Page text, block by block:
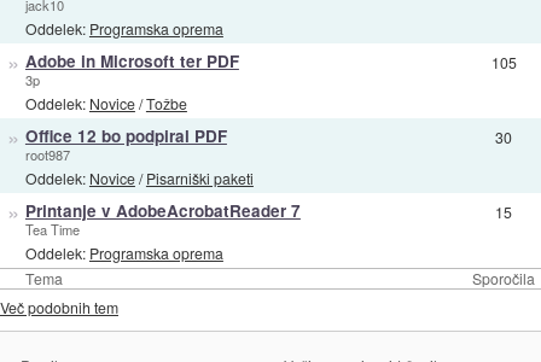
Tema Sporočila
jack10
Oddelek: Programska oprema
» Adobe in Microsoft ter PDF
3p
Oddelek: Novice/Tožbe
105
» Office 12 bo podpiral PDF
root987
Oddelek: Novice/Pisarniški paketi
30
» Printanje v AdobeAcrobatReader 7
Tea Time
Oddelek: Programska oprema
15
Več podobnih tem